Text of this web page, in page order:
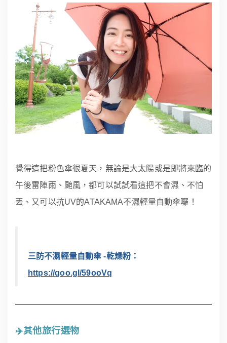
覺得這把粉色傘很夏天，無論是大太陽或是即將來臨的
午後雷陣雨、颱風，都可以試試看這把不會濕、不怕
丟、又可以抗UV的ATAKAMA不濕輕量自動傘囉！
三防不濕輕量自動傘 -乾燥粉：
https://goo.gl/59ooVq
✈️其他旅行選物